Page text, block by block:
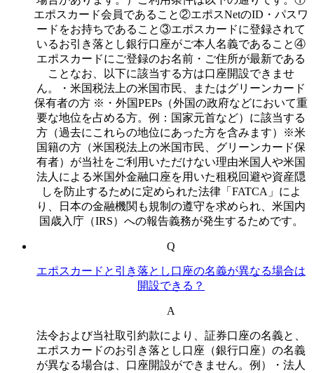
エポスカード会員であること②エポスNetのID・パスワ
ードをお持ちであること③エポスカードに登録されて
いるお引き落とし銀行口座がご本人名義であること④
エポスカードにご登録のお名前・ご住所が最新である
ことなお、以下に該当する方は口座開設できませ
ん。・米国税法上の米国市民、またはグリーンカード
保有者の方 ※・外国PEPs（外国の政府などにおいて重
要な地位を占める方。例：国家元首など）に該当する
方（過去にこれらの地位にあった方を含みます）※米
国籍の方（米国税法上の米国市民、グリーンカード保
有者）が当社をご利用いただけない理由米国人や米国
法人による米国外金融口座を用いた租税回避や資産隠
しを防止するために定められた法律「FATCA」によ
り、日本の金融機関も規制の遵守を求められ、米国内
国歳入庁（IRS）への報告義務が発生するためです。
Q
エポスカードと引き落とし口座の名義が異なる場合は
開設できる？
A
法令および当社取引約款により、証券口座の名義と、
エポスカードのお引き落とし口座（銀行口座）の名義
が異なる場合は、口座開設ができません。例）・法人